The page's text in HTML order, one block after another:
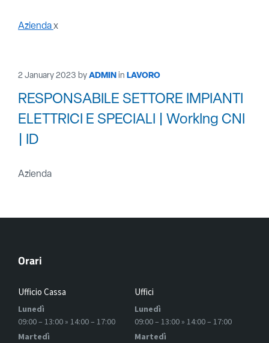
Aziendax
2 January 2023 by ADMIN in LAVORO
RESPONSABILE SETTORE IMPIANTI
ELETTRICI E SPECIALI | WorkIng CNI
| ID
Azienda
Orari
Ufficio Cassa
Lunedì
09:00 – 13:00 » 14:00 – 17:00
Martedì
Uffici
Lunedì
09:00 – 13:00 » 14:00 – 17:00
Martedì